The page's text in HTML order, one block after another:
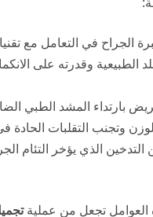
الجراح في التعامل مع
الطبيعية وقدرته على
بارتداء المشد الطبي
وتجنب التقلبات الحادة
التدخين الذي يؤخر التئام
العوامل تجعل من عملية